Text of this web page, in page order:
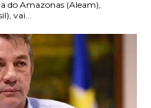
do Amazonas (Aleam),
vai...